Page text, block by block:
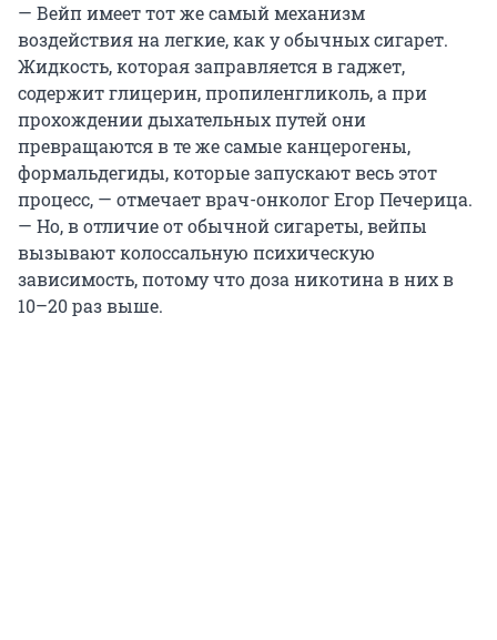
— Вейп имеет тот же самый механизм
воздействия на легкие, как у обычных сигарет.
Жидкость, которая заправляется в гаджет,
содержит глицерин, пропиленгликоль, а при
прохождении дыхательных путей они
превращаются в те же самые канцерогены,
формальдегиды, которые запускают весь этот
процесс, — отмечает врач-онколог Егор Печерица.
— Но, в отличие от обычной сигареты, вейпы
вызывают колоссальную психическую
зависимость, потому что доза никотина в них в
10–20 раз выше.